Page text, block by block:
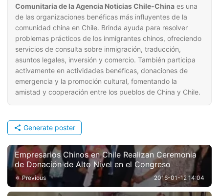
Comunitaria de la Agencia Noticias Chile-China es una
de las organizaciones benéficas más influyentes de la
comunidad china en Chile. Brinda ayuda para resolver
problemas prácticos de los inmigrantes chinos, ofreciendo
servicios de consulta sobre inmigración, traducción,
asuntos legales, inversión y comercio. También participa
activamente en actividades benéficas, donaciones de
emergencia y la promoción cultural, fomentando la
amistad y cooperación entre los pueblos de China y Chile.
Generate poster
Empresarios Chinos en Chile Realizan Ceremonia
de Donación de Alto Nivel en el Congreso
Previous 2016-01-12 14:04